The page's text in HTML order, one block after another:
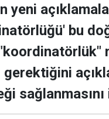
yeni
bu
gerektiğini